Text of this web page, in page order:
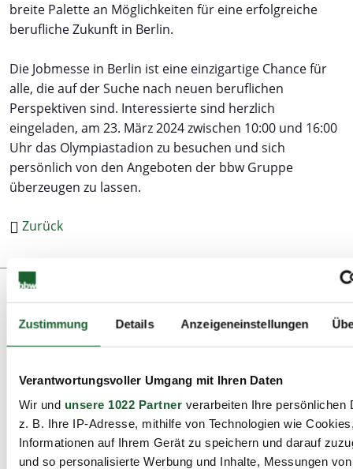
Zustimmung Details Anzeigeneinstellungen
Verantwortungsvoller Umgang mit Ihren Daten
Wir und unsere 1022 Partnerverarbeiten Ihre persönlichen
z. B. Ihre IP-Adresse, mithilfe von Technologien wie
Informationen auf Ihrem Gerät zu speichern und darauf
und so personalisierte Werbung und Inhalte, Messungen
breite Palette an Möglichkeiten für eine erfolgreiche
berufliche Zukunft in Berlin.
Die Jobmesse in Berlin ist eine einzigartige Chance für
alle, die auf der Suche nach neuen beruflichen
Perspektiven sind. Interessierte sind herzlich
eingeladen, am 23. März 2024 zwischen 10:00 und 16:00
Uhr das Olympiastadion zu besuchen und sich
persönlich von den Angeboten der bbw Gruppe
überzeugen zu lassen.
Zurück
Ansprechpartner:in
Frau Ines Klimaszewsky
Leiterin des Bildungszentrums
Allee der Kosmonauten 33b, 12681 Berlin